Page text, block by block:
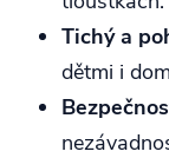
Tichý a
dětmi i